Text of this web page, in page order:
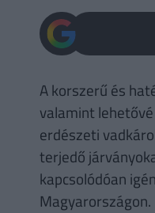
A korszerű és
valamint
erdészeti
terjedő
kapcsolódóan
Magyarországon.